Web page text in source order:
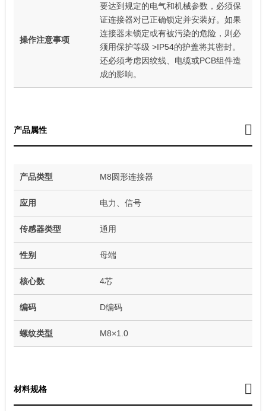
操作注意事项
要达到规定的电气和机械参数，必须保
证连接器对已正确锁定并安装好。如果
连接器未锁定或有被污染的危险，则必
须用保护等级 >IP54的护盖将其密封。
还必须考虑因绞线、电缆或PCB组件造
成的影响。
产品属性
产品类型 M8圆形连接器
应用 电力、信号
传感器类型 通用
性别 母端
核心数 4芯
编码 D编码
螺纹类型 M8×1.0
材料规格